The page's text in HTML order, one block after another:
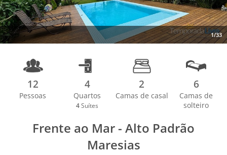
1/33
12
Pessoas
4
Quartos
4 Suítes
2
Camas de casal
6
Camas de
solteiro
Frente ao Mar - Alto Padrão
Maresias